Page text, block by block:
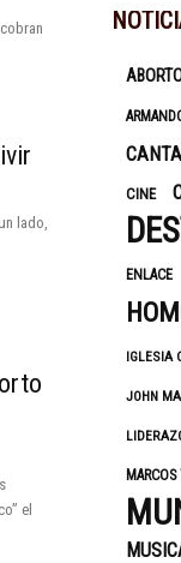
lado,
el
CINE
ENLACE
IGLESIA
JOHN
MARCOS